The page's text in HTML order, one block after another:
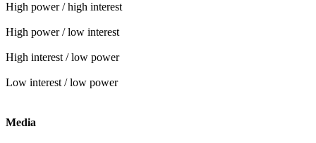
High power / high interest
High power / low interest
High interest / low power
Low interest / low power
Media